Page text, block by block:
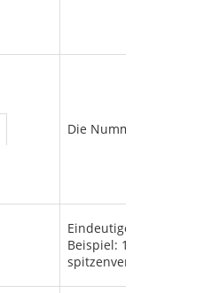
Die Nummer der bis
Eindeutige
Beispiel:
spitzenverband.de/